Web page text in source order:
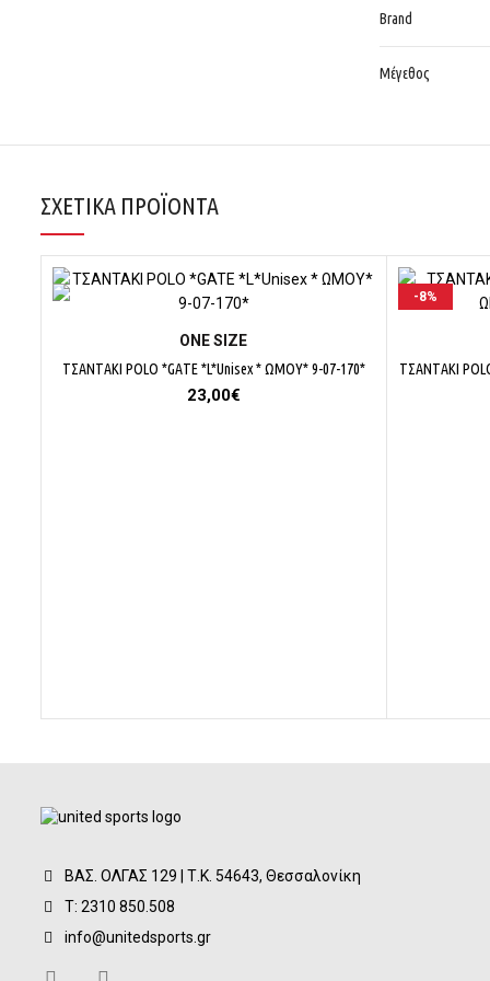
Brand
Μέγεθος
ΣΧΕΤΙΚΆ ΠΡΟΪΌΝΤΑ
ΕΠΙΛΟΓΉ
ΟΝΕ SΙΖΕ
ΤΣΑΝΤΑΚΙ POLO *GATE *L*Unisex * ΩΜΟΥ* 9-07-170*
23,00€
-8%
ΤΣΑΝΤΑΚΙ
ΒΑΣ. ΟΛΓΑΣ 129 | Τ.Κ. 54643, Θεσσαλονίκη
Τ: 2310 850.508
info@unitedsports.gr